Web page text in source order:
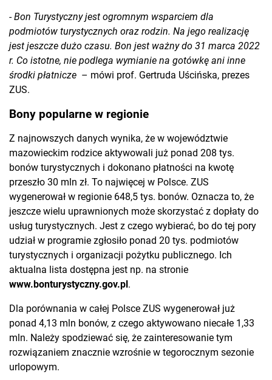
-Bon Turystyczny jest ogromnym wsparciem dla
podmiotów turystycznych oraz rodzin. Na jego realizację
jest jeszcze dużo czasu. Bon jest ważny do 31 marca 2022
r. Co istotne, nie podlega wymianie na gotówkę ani inne
środki płatnicze – mówi prof. Gertruda Uścińska, prezes
ZUS.
Bony popularne w regionie
Z najnowszych danych wynika, że w województwie
mazowieckim rodzice aktywowali już ponad 208 tys.
bonów turystycznych i dokonano płatności na kwotę
przeszło 30 mln zł. To najwięcej w Polsce. ZUS
wygenerował w regionie 648,5 tys. bonów. Oznacza to, że
jeszcze wielu uprawnionych może skorzystać z dopłaty do
usług turystycznych. Jest z czego wybierać, bo do tej pory
udział w programie zgłosiło ponad 20 tys. podmiotów
turystycznych i organizacji pożytku publicznego. Ich
aktualna lista dostępna jest np. na stronie
www.bonturystyczny.gov.pl.
Dla porównania w całej Polsce ZUS wygenerował już
ponad 4,13 mln bonów, z czego aktywowano niecałe 1,33
mln. Należy spodziewać się, że zainteresowanie tym
rozwiązaniem znacznie wzrośnie w tegorocznym sezonie
urlopowym.